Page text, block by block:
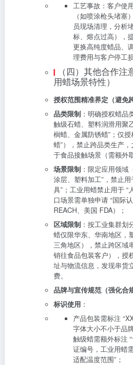
工艺事故：客户使
（如喷涂枪头堵塞
员现场清理，分析
标、熔点过高），
更换高纯度蜡品、
理费用与客户停工损
（四）其他合作
用蜡场景特性）
授权范围精准界定（避免
品类限制 ：明确授权蜡品
触级石蜡、塑料润滑用聚
榈蜡、金属防锈蜡”；仅授
蜡”），禁止跨品类生产
于食品接触场景（需额外
场景限制 ：限定应用领域
涂层、塑料加工”，禁止
具”；工业用蜡禁止用于 “
口场景需单独申请 “国际
REACH、美国 FDA）；
区域限制 ：按工业集群划
蜡仅限华东、华南地区，
三角地区），禁止跨区域
销往食品包装客户），授
址与物流信息，发现串货
费。
品牌与宣传规范（强化合
标识使用 ：
产品包装需标注
字体大小不小于品
触级蜡需额外标注
证编号，工业用蜡
适配温度范围”；